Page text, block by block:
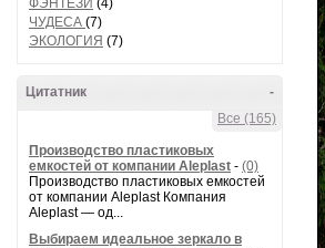
ФЭНТЕЗИ (4)
ЧУДЕСА (7)
ЭКОЛОГИЯ (7)
-
Цитатник
Все (165)
Производство пластиковых
емкостей от компании Aleplast - (0)
Производство пластиковых емкостей
от компании Aleplast Компания
Aleplast — од...
Выбираем идеальное зеркало в